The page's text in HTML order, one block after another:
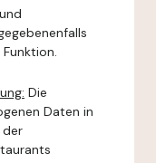
Die
Daten in
der